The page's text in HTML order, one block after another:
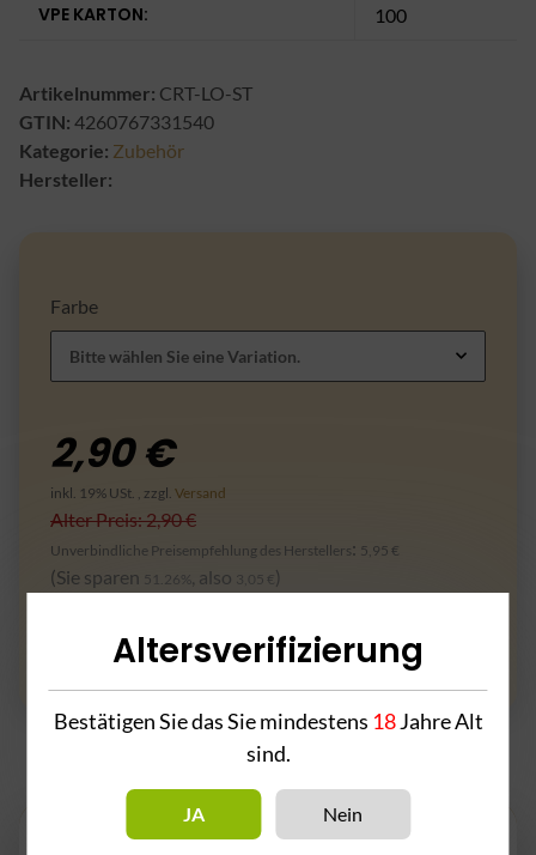
VPE KARTON: 100
Artikelnummer: CRT-LO-ST
GTIN: 4260767331540
Kategorie: Zubehör
Hersteller:
Farbe
Bitte wählen Sie eine Variation.
2,90 €
inkl. 19% USt. , zzgl. Versand
Alter Preis: 2,90 €
Unverbindliche Preisempfehlung des Herstellers: 5,95 €
(Sie sparen 51.26% , also 3,05 € )
Frage zum Artikel
Beschreibung
Altersverifizierung
Bestätigen Sie das Sie mindestens 18Jahre Alt
sind.
JA Nein